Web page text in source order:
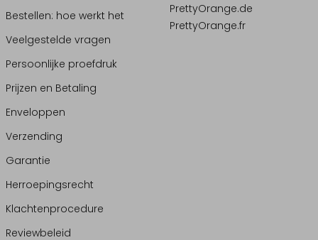
Bestellen: hoe werkt het
Veelgestelde vragen
Persoonlijke proefdruk
Prijzen en Betaling
Enveloppen
Verzending
Garantie
Herroepingsrecht
Klachtenprocedure
Reviewbeleid
PrettyOrange.de
PrettyOrange.fr